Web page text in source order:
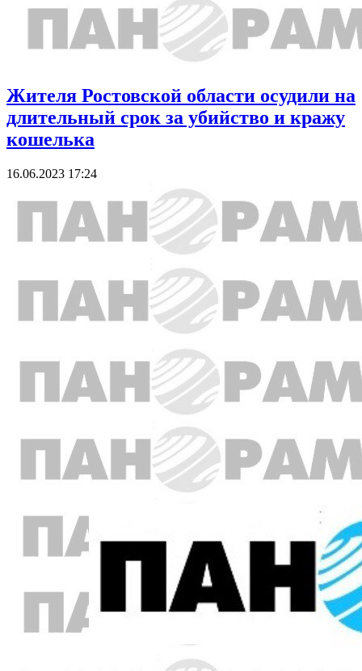
Жителя Ростовской области осудили на
длительный срок за убийство и кражу
кошелька
16.06.2023 17:24